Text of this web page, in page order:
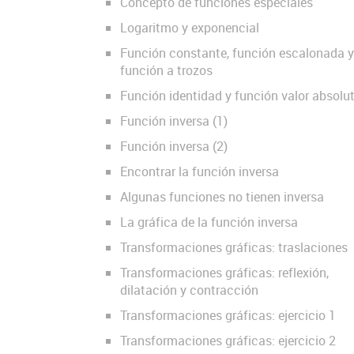
Logaritmo y exponencial
Función constante, función escalonada y
función a trozos
Función identidad y función valor
Función inversa (1)
Función inversa (2)
Encontrar la función inversa
Algunas funciones no tienen inversa
La gráfica de la función inversa
Transformaciones gráficas: traslaciones
Transformaciones gráficas: reflexión,
dilatación y contracción
Transformaciones gráficas: ejercicio 1
Transformaciones gráficas: ejercicio 2